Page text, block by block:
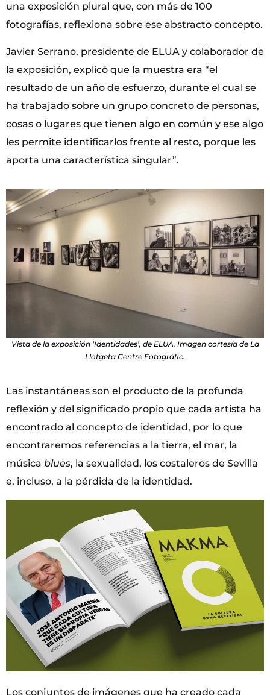
una exposición plural que, con más de 100
fotografías, reflexiona sobre ese abstracto concepto.
Javier Serrano, presidente de ELUA y colaborador de
la exposición, explicó que la muestra era “el
resultado de un año de esfuerzo, durante el cual se
ha trabajado sobre un grupo concreto de personas,
cosas o lugares que tienen algo en común y ese algo
les permite identificarlos frente al resto, porque les
aporta una característica singular”.
Vista de la exposición ‘Identidades’, de ELUA. Imagen cortesía de La
Llotgeta Centre Fotogràfic.
Las instantáneas son el producto de la profunda
reflexión y del significado propio que cada artista ha
encontrado al concepto de identidad, por lo que
encontraremos referencias a la tierra, el mar, la
música blues, la sexualidad, los costaleros de Sevilla
e, incluso, a la pérdida de la identidad.
Los conjuntos de imágenes que ha creado cada